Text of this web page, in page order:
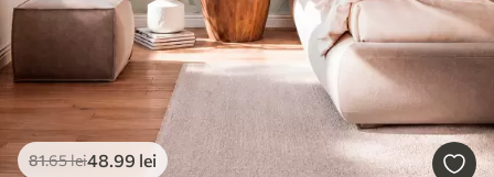
81.65lei48.99 lei